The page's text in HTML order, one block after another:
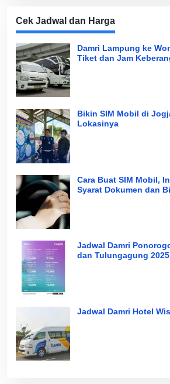
Cek Jadwal dan Harga
Damri Lampung ke
Tiket dan Jam
Bikin SIM Mobil di
Lokasinya
Cara Buat SIM Mobil,
Syarat Dokumen dan
Jadwal Damri
dan Tulungagung 2025
Jadwal Damri Hotel